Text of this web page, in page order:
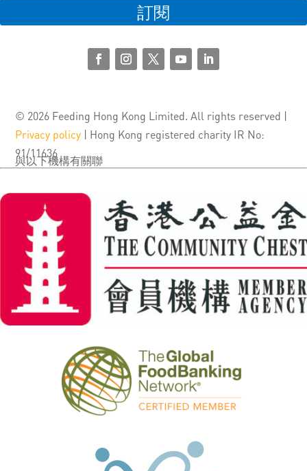
訂閱
© 2026 Feeding Hong Kong Limited. All rights reserved |
Privacy policy | Hong Kong registered charity IR No:
91/11636
與以下機構有關聯